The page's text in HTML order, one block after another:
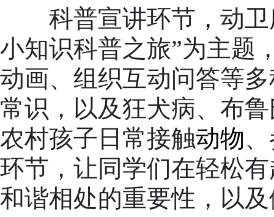
科普宣讲环节 ， 动
小知识科普之旅”为主题
动画、组织互动问答等
常识，以及狂犬病、布
农村孩子日常接触动物
环节，让同学们在轻松
和谐相处的重要性，以